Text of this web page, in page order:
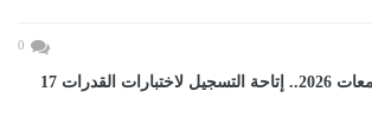
0
تنسيق الجامعات 2026.. إتاحة التسجيل لاختبارات القدرات 17